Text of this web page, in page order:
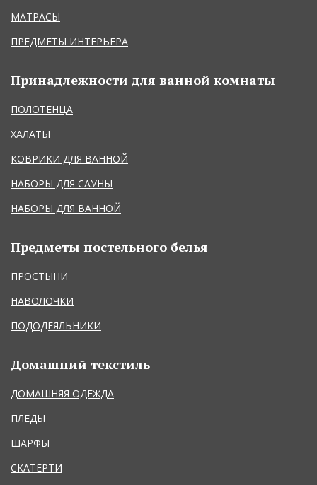
МАТРАСЫ
ПРЕДМЕТЫ ИНТЕРЬЕРА
Принадлежности для ванной комнаты
ПОЛОТЕНЦА
ХАЛАТЫ
КОВРИКИ ДЛЯ ВАННОЙ
НАБОРЫ ДЛЯ САУНЫ
НАБОРЫ ДЛЯ ВАННОЙ
Предметы постельного белья
ПРОСТЫНИ
НАВОЛОЧКИ
ПОДОДЕЯЛЬНИКИ
Домашний текстиль
ДОМАШНЯЯ ОДЕЖДА
ПЛЕДЫ
ШАРФЫ
СКАТЕРТИ